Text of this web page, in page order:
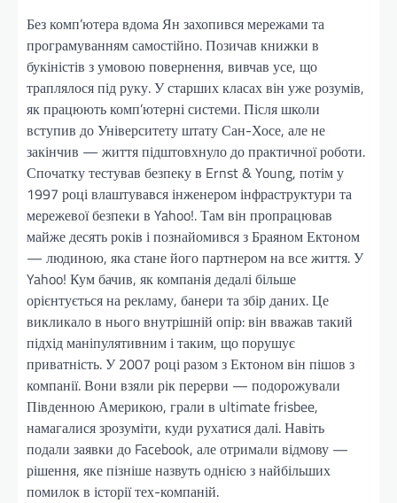
Без комп’ютера вдома Ян захопився мережами та
програмуванням самостійно. Позичав книжки в
букіністів з умовою повернення, вивчав усе, що
траплялося під руку. У старших класах він уже розумів,
як працюють комп’ютерні системи. Після школи
вступив до Університету штату Сан-Хосе, але не
закінчив — життя підштовхнуло до практичної роботи.
Спочатку тестував безпеку в Ernst & Young, потім у
1997 році влаштувався інженером інфраструктури та
мережевої безпеки в Yahoo!. Там він пропрацював
майже десять років і познайомився з Браяном Ектоном
— людиною, яка стане його партнером на все життя. У
Yahoo! Кум бачив, як компанія дедалі більше
орієнтується на рекламу, банери та збір даних. Це
викликало в нього внутрішній опір: він вважав такий
підхід маніпулятивним і таким, що порушує
приватність. У 2007 році разом з Ектоном він пішов з
компанії. Вони взяли рік перерви — подорожували
Південною Америкою, грали в ultimate frisbee,
намагалися зрозуміти, куди рухатися далі. Навіть
подали заявки до Facebook, але отримали відмову —
рішення, яке пізніше назвуть однією з найбільших
помилок в історії тех-компаній.